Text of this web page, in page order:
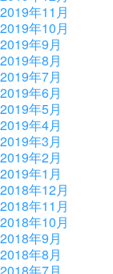
2019年11月
2019年10月
2019年9月
2019年8月
2019年7月
2019年6月
2019年5月
2019年4月
2019年3月
2019年2月
2019年1月
2018年12月
2018年11月
2018年10月
2018年9月
2018年8月
2018年7月